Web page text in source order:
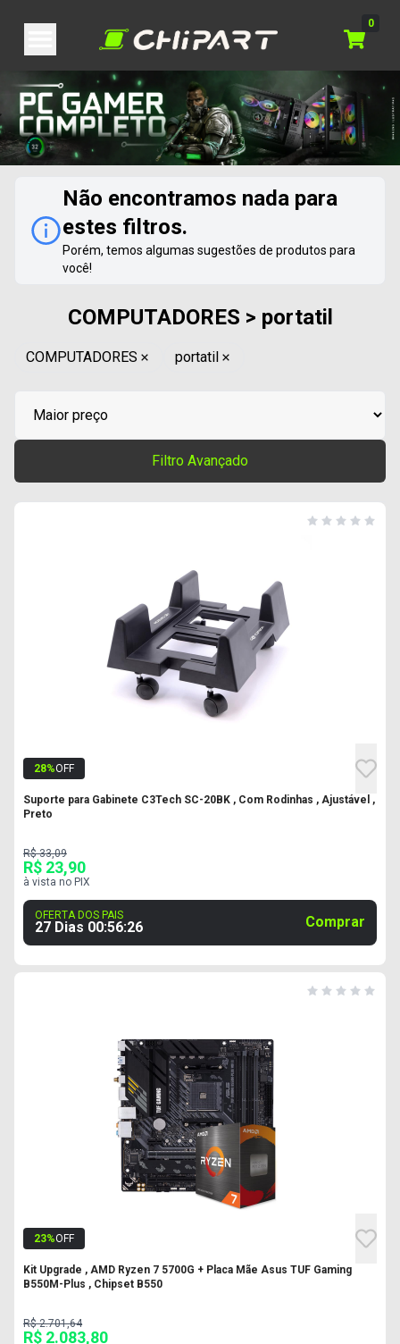
0
Não encontramos nada para
estes filtros.
Porém, temos algumas sugestões de produtos para
você!
COMPUTADORES > portatil
COMPUTADORES portatil
Filtro Avançado
28%OFF
Suporte para Gabinete C3Tech SC-20BK , Com Rodinhas , Ajustável ,
Preto
R$ 33,09
R$ 23,90
à vista no PIX
OFERTA DOS PAIS
27 Dias 00:56:25 Comprar
23%OFF
Kit Upgrade , AMD Ryzen 7 5700G + Placa Mãe Asus TUF Gaming
B550M-Plus , Chipset B550
R$ 2.701,64
R$ 2.083,80